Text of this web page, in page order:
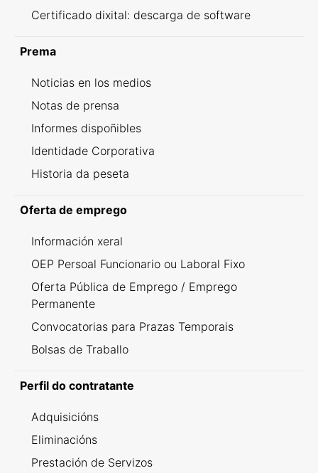
Certificado dixital: descarga de software
Prema
Noticias en los medios
Notas de prensa
Informes dispoñibles
Identidade Corporativa
Historia da peseta
Oferta de emprego
Información xeral
OEP Persoal Funcionario ou Laboral Fixo
Oferta Pública de Emprego / Emprego
Permanente
Convocatorias para Prazas Temporais
Bolsas de Traballo
Perfil do contratante
Adquisicións
Eliminacións
Prestación de Servizos